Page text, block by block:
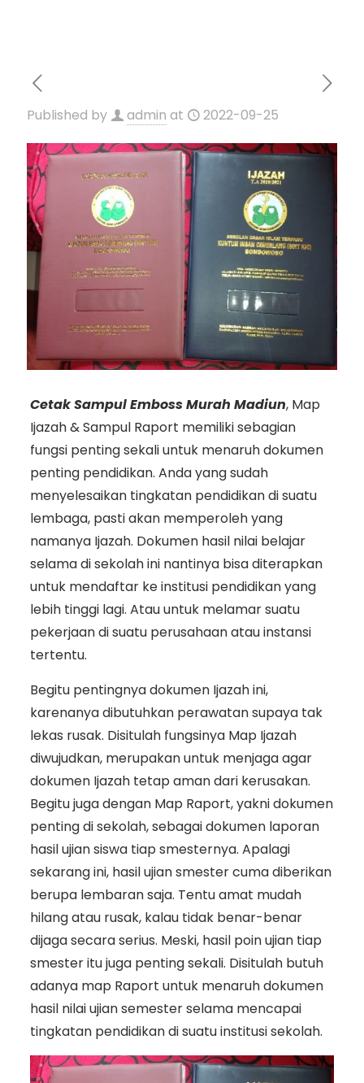
Published by admin at 2022-09-25
Cetak Sampul Emboss Murah Madiun, Map
Ijazah & Sampul Raport memiliki sebagian
fungsi penting sekali untuk menaruh dokumen
penting pendidikan. Anda yang sudah
menyelesaikan tingkatan pendidikan di suatu
lembaga, pasti akan memperoleh yang
namanya Ijazah. Dokumen hasil nilai belajar
selama di sekolah ini nantinya bisa diterapkan
untuk mendaftar ke institusi pendidikan yang
lebih tinggi lagi. Atau untuk melamar suatu
pekerjaan di suatu perusahaan atau instansi
tertentu.
Begitu pentingnya dokumen Ijazah ini,
karenanya dibutuhkan perawatan supaya tak
lekas rusak. Disitulah fungsinya Map Ijazah
diwujudkan, merupakan untuk menjaga agar
dokumen Ijazah tetap aman dari kerusakan.
Begitu juga dengan Map Raport, yakni dokumen
penting di sekolah, sebagai dokumen laporan
hasil ujian siswa tiap smesternya. Apalagi
sekarang ini, hasil ujian smester cuma diberikan
berupa lembaran saja. Tentu amat mudah
hilang atau rusak, kalau tidak benar-benar
dijaga secara serius. Meski, hasil poin ujian tiap
smester itu juga penting sekali. Disitulah butuh
adanya map Raport untuk menaruh dokumen
hasil nilai ujian semester selama mencapai
tingkatan pendidikan di suatu institusi sekolah.